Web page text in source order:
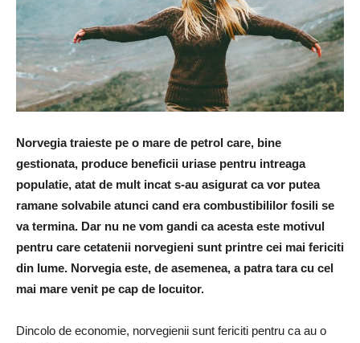
Norvegia traieste pe o mare de petrol care, bine
gestionata, produce beneficii uriase pentru intreaga
populatie, atat de mult incat s-au asigurat ca vor putea
ramane solvabile atunci cand era combustibililor fosili se
va termina. Dar nu ne vom gandi ca acesta este motivul
pentru care cetatenii norvegieni sunt printre cei mai fericiti
din lume. Norvegia este, de asemenea, a patra tara cu cel
mai mare venit pe cap de locuitor.
Dincolo de economie, norvegienii sunt fericiti pentru ca au o